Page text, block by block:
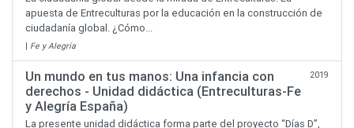
apuesta de Entreculturas por la educación en la construcción de
ciudadanía global. ¿Cómo...
| Fe y Alegría
Un mundo en tus manos: Una infancia con
derechos - Unidad didáctica (Entreculturas-Fe
y Alegría España)
2019
La presente unidad didáctica forma parte del proyecto “Días D”,